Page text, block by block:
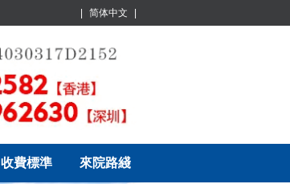
简体中文
收費標準 來院路綫